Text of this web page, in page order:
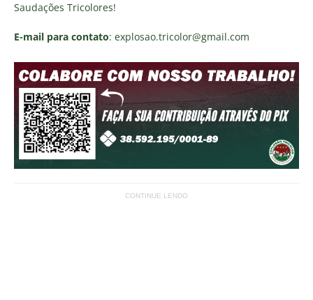
Saudações Tricolores!
E-mail para contato: explosao.tricolor@gmail.com
CONTINUE LENDO